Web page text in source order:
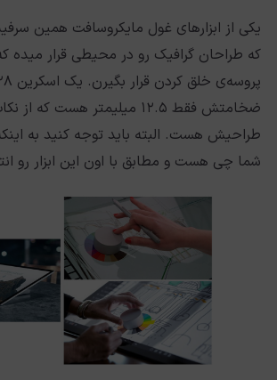
یکی از ابزارهای غول مایکروسافت همین
که طراحان گرافیک رو در محیطی قرار میده که
ضخامتش فقط ۱۲.۵ میلیمتر هست
طراحیش هست. البته باید توجه کنید به
شما چی هست و مطابق با اون این ابزار رو